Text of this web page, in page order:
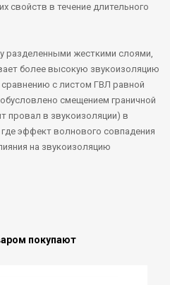
свойств в течение длительного
разделенными жесткими слоями,
более высокую звукоизоляцию
с листом ГВЛ равной
смещением граничной
провал в звукоизоляции) в
эффект волнового совпадения
на звукоизоляцию
покупают